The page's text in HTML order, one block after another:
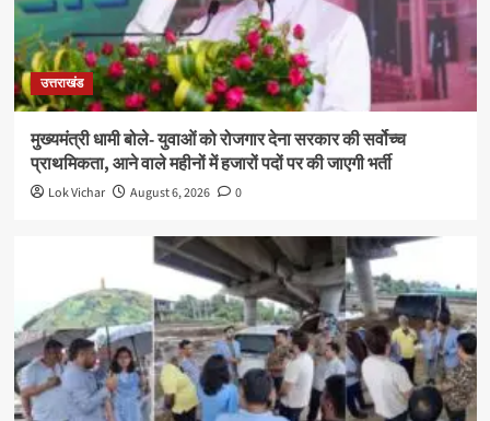
उत्तराखंड
मुख्यमंत्री धामी बोले- युवाओं को रोजगार देना सरकार की सर्वोच्च
प्राथमिकता, आने वाले महीनों में हजारों पदों पर की जाएगी भर्ती
Lok Vichar August 6, 2026 0